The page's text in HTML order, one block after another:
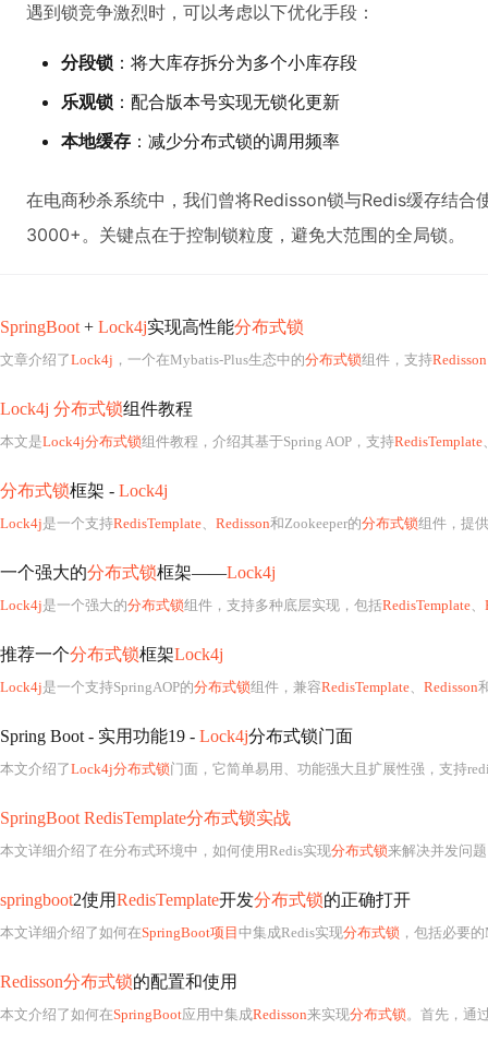
遇到锁竞争激烈时，可以考虑以下优化手段：
分段锁 ：将大库存拆分为多个小库存段
乐观锁 ：配合版本号实现无锁化更新
本地缓存 ：减少分布式锁的调用频率
在电商秒杀系统中，我们曾将Redisson锁与Redis缓存结合
3000+。关键点在于控制锁粒度，避免大范围的全局锁。
SpringBoot + Lock4j实现高性能分布式锁
文章介绍了Lock4j ，一个在Mybatis-Plus生态中的分布式锁组件，支持Redisson
Lock4j 分布式锁组件教程
本文是Lock4j分布式锁组件教程，介绍其基于Spring AOP，支持RedisTemplate
分布式锁框架 - Lock4j
Lock4j是一个支持RedisTemplate、 Redisson和Zookeeper的分布式锁组件，提
一个强大的分布式锁框架——Lock4j
Lock4j是一个强大的分布式锁组件，支持多种底层实现，包括RedisTemplate、
推荐一个分布式锁框架Lock4j
Lock4j是一个支持SpringAOP的分布式锁组件，兼容RedisTemplate、 Redisson和
Spring Boot - 实用功能19 - Lock4j分布式锁门面
本文介绍了Lock4j分布式锁门面，它简单易用、功能强大且扩展性强，支持
SpringBoot RedisTemplate分布式锁实战
本文详细介绍了在分布式环境中，如何使用Redis实现分布式锁来解决并发问题。通过实例展示了在下单减库存场景中，如何避免双线程同
springboot2使用RedisTemplate开发分布式锁的正确打开
本文详细介绍了如何在SpringBoot项目 中集成Redis实现分布式锁 ，包括必要的
Redisson分布式锁的配置和使用
本文介绍了如何在SpringBoot应用中集成Redisson来实现分布式锁。首先，通